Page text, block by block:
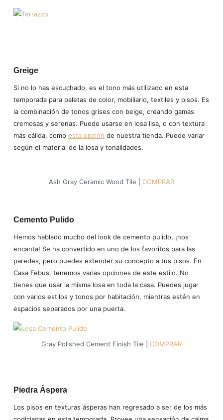
Greige
Si no lo has escuchado, es el tono más utilizado en esta
temporada para paletas de color, mobiliario, textiles y pisos. Es
la combinación de tonos grises con beige, creando gamas
cremosas y serenas. Puede usarse en losa lisa, o con textura
más cálida, como esta opción de nuestra tienda. Puede variar
según el material de la losa y tonalidades.
Ash Gray Ceramic Wood Tile | COMPRAR
Cemento Pulido
Hemos hablado mucho del look de cemento pulido, ¡nos
encanta! Se ha convertido en uno de los favoritos para las
paredes, pero puedes extender su concepto a tus pisos. En
Casa Febus, tenemos varias opciones de este estilo. No
tienes que usar la misma losa en toda la casa. Puedes jugar
con varios estilos y tonos por habitación, mientras estén en
espacios separados por una puerta.
Gray Polished Cement Finish Tile | COMPRAR
Piedra Áspera
Los pisos en texturas ásperas han regresado a ser de los más